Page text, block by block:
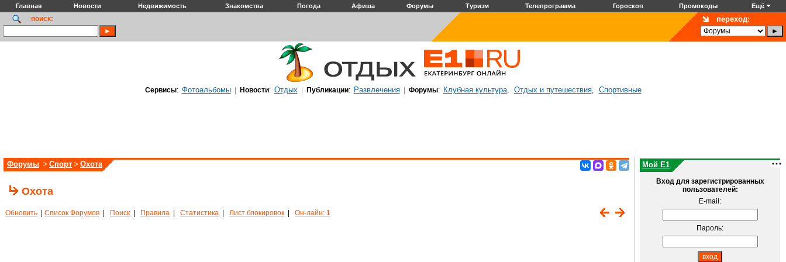
Главная Новости Недвижимость Знакомства Погода Афиша Форумы Туризм Телепрограмма Гороскоп Промокоды Ещё
поиск: переход:
Сервисы: Фотоальбомы| Новости: Отдых| Публикации: Развлечения| Форумы: Клубная культура, Отдых и путешествия, Спортивные
Форумы > Спорт > Охота
Охота
Обновить Список Форумов Поиск Правила Статистика Лист блокировок Он-лайн: 1
Мой E1
Вход для зарегистрированных
пользователей:
E-mail:
Пароль: